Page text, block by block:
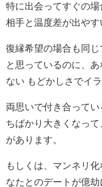
特に出会ってすぐの
相手と温度差が出やす
復縁希望の場合も同
と思っているのに、
ない もどかしさでイ
両思いで付き合って
ちばかり大きくなっ
があります。
もしくは、マンネリ
なたとのデートが億劫